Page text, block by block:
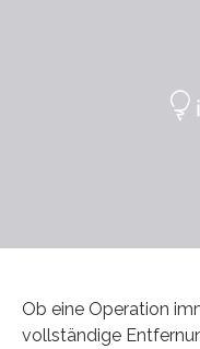
Ob eine Operation
vollständige